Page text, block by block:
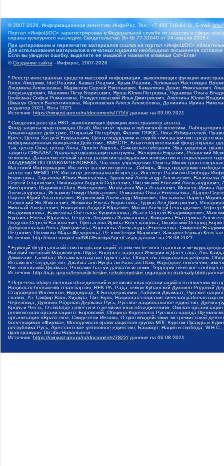
© 2007-2026, Информационное агентство ИнфоРос. Тел.: +7 495 718-84-11, E-mail:
Портал «ИнфоШОС» зарегистрирован в Федеральной службе по надзору в сфере
охраны культурного наследия. Свидетельство Эл № 77-31649 от 04 апреля 2008 г.
При цитировании и перепечатке материалов ссылка на портал «ИнфоШОС»
Для использования материалов в печатных изданиях необходимо письменное
Если вы увидели ошибку, выделите ее мышкой и нажмите клавиши Ctrl+Enter
©Создание сайта - Инфорос, 2007-2026
* Реестр иностранных средств массовой информации, выполняющих функции
Голос Америки, Idel.Реалии, Кавказ.Реалии, Крым.Реалии, Телеканал Настоящее
Людмила Алексеевна, Маркелов Сергей Евгеньевич, Камалягин Денис Николаевич,
Александрович, Маняхин Петр Борисович, Ярош Юлия Петровна, Чуракова Ольга
Гройсман Софья Романовна, Рождественский Илья Дмитриевич, Апухтина Юлия
Шмагун Олеся Валентиновна, Мароховская Алеся Алексеевна, Долинина Ирина
редактор 2021, Вега 2021
Источник: https://minjust.gov.ru/ru/documents/7755/ данные на 03.09.2021
* Сведения реестра НКО, выполняющих функции иностранного агента:
Фонд защиты прав граждан Штаб, Институт права и публичной политики,
Гуманитарное действие, Открытый Петербург, Феникс ПЛЮС, Лига Избирателей,
Крест, Центр Хасдей Ерушалаим, Центр поддержки и содействия развитию средств
информационных инициатив Действие, ВМЕСТЕ, Благотворительный фонд охраны
Так, центр Сова, центр Анна, Проект Апрель, Самарская губерния, Эра здоровья,
защиты СИБАЛЬТ, Уральская правозащитная группа, Женщины Евразии, Рязанский
человека, Дальневосточный центр развития гражданских инициатив и социального
АКАДЕМИЯ ПО ПРАВАМ ЧЕЛОВЕКА, Частное учреждение Совета Министров северных
Массовой Информации, Институт развития прессы - Сибирь, Фонд поддержки
агентство МЕМО. РУ, Институт региональной прессы, Институт Развития Свободы
Борисовна, Таранова Юлия Николаевна, Туровский Александр Алексеевич,
Сергей Георгиевич, Пивоваров Андрей Сергеевич, Писемский Евгений
Викторович, Шарипков Олег Викторович, Мальсагов Муса Асланович, Мошель Ирина
Александровна, Исламов Тимур Рифгатович, Романова Ольга Евгеньевна, Щаров
Паутов Юрий Анатольевич, Верховский Александр Маркович, Пислакова-Паркер
Рачинский Ян Збигневич, Жемкова Елена Борисовна, Гудков Лев Дмитриевич,
Николай Алексеевич, Блинушов Андрей Юрьевич, Мосин Алексей Геннадьевич,
Владимировна, Баженова Светлана Куприяновна, Исаев Сергей Владимирович,
Буртина Елена Юрьевна, Гендель Людмила Залмановна, Кокорина Екатерина
Подузов Сергей Васильевич, Протасова Ирина Вячеславовна, Литинский Леонид
Добровольская Анна Дмитриевна, Королева Александра Евгеньевна, Смирнов
Петрович, Полякова Мара Федоровна, Резник Генри Маркович, Захаров Герман
Источник: http://unro.minjust.ru/NKOForeignAgent.aspx данные на 28.08.2021
* Единый федеральный список организаций, в том числе иностранных и
Высший военный Маджлисуль Шура, Конгресс народов Ичкерии и Дагестана, Аль-
Движение Талибан, Исламская партия Туркестана, Общество социальных реформ,
Исламское государство, Джабха аль-Нусра ли-Ахль аш-Шам, Народное ополчение
Чистопольский Джамаат, Рохнамо ба суи давлати исломи, Террористическое
Источник: http://nac.gov.ru/terroristicheskie-i-ekstremistskie-organizacii-i-materialy.html
* Перечень общественных объединений и религиозных организаций в отношении
Национал-большевистская партия, ВЕК РА, Рада земли Кубанской Духовно Родовой
Староверов-Инглингов, Нурджулар, К Богодержавию, Таблиги Джамаат, Русское
славян, Ат-Такфир Валь-Хиджра, Пит Буль, Национал-социалистическая рабочая
Череповца, Духовно-Родовая Держава Русь, Русское национальное единство,
Кровь и Честь, О свободе совести и о религиозных объединениях, Омская
религиозная организация п. Боровский, Община Коренного Русского народа
организация «Братство», Свидетели Иеговы, О противодействии экстремистской
болельщиков «Фирма», Молодежная правозащитная группа МПГ, Курсом Правды и
республика Русь, Арестантское уголовное единство, Башкорт, Нация и свобода,
прав граждан, Штабы Навального
Источник: https://minjust.gov.ru/ru/documents/7822/ данные на 06.08.2021